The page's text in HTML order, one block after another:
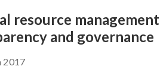
resource management
and governance
2017